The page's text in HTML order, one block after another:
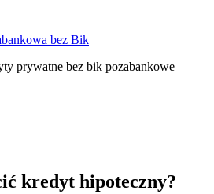
bez Bik
prywatne bez bik pozabankowe
kredyt hipoteczny?